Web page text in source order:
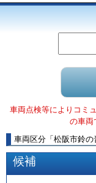
車両点検等によりコミ
の車両
車両区分 「 松阪市鈴の
候補